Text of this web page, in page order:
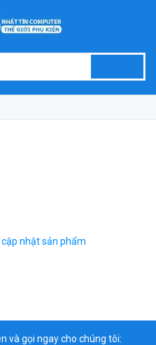
nhật sản phẩm
và gọi ngay cho chúng tôi: